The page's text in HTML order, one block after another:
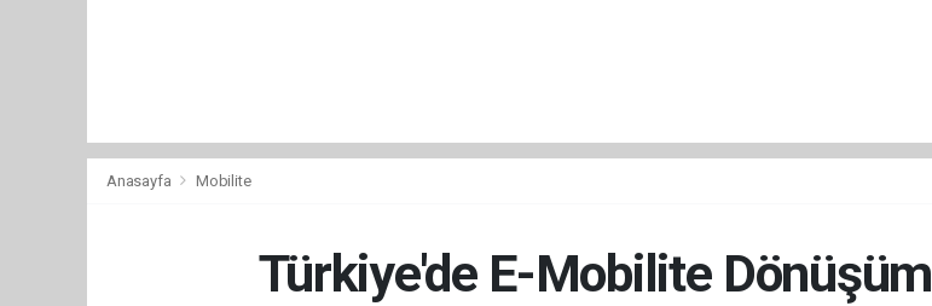
Anasayfa Mobilite
Türkiye'de E-Mobilite